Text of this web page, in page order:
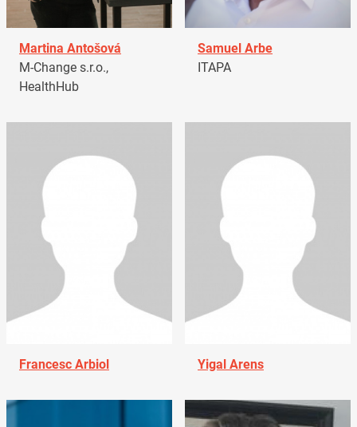
Martina Antošová
M-Change s.r.o.,
HealthHub
Samuel Arbe
ITAPA
Francesc Arbiol Yigal Arens